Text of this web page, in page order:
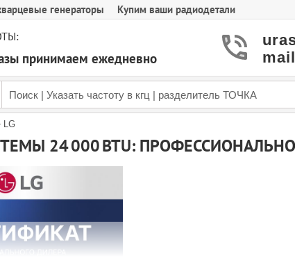
генераторы Купим ваши радиодетали
принимаем ежедневно
LG